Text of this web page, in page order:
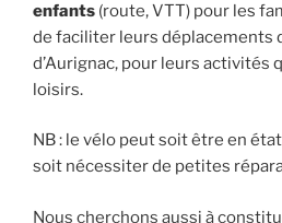
enfants (route, VTT) pour les
de faciliter leurs déplacements
d’Aurignac, pour leurs activités
loisirs.
NB : le vélo peut soit être en
soit nécessiter de petites
Nous cherchons aussi à